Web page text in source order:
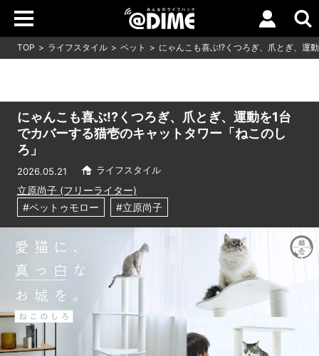
TOP ライフスタイル ペット にゃんこも喜ぶ!?くつろぎ、爪とぎ、運
にゃんこも喜ぶ!?くつろぎ、爪とぎ、運動を1台
でカバーする猫壱のキャットタワー「ねこのし
ろ」
2026.05.21 ライフスタイル
立原尚子 (フリーライター)
#ペットゥモロー
#立原尚子